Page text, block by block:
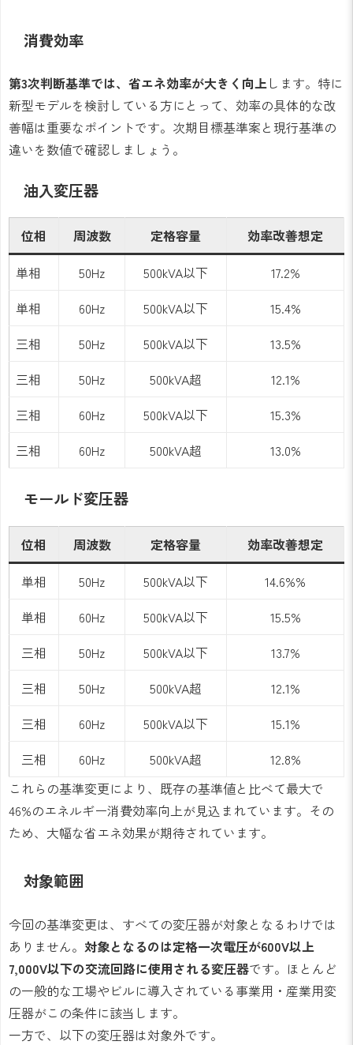
消費効率
第3次判断基準では、省エネ効率が大きく向上します。特に
新型モデルを検討している方にとって、効率の具体的な改
善幅は重要なポイントです。次期目標基準案と現行基準の
違いを数値で確認しましょう。
油入変圧器
位相 周波数 定格容量
効率改善想定
単相
50Hz 500kVA以下
17.2%
単相
60Hz 500kVA以下
15.4%
三相
50Hz 500kVA以下
13.5%
三相
50Hz 500kVA超
12.1%
三相
60Hz 500kVA以下
15.3%
三相
60Hz 500kVA超 13.0%
モールド変圧器
位相 周波数 定格容量
効率改善想定
単相
50Hz 500kVA以下
14.6%%
単相
60Hz 500kVA以下
15.5%
三相
50Hz 500kVA以下
13.7%
三相
50Hz 500kVA超
12.1%
三相
60Hz 500kVA以下
15.1%
三相
60Hz 500kVA超
12.8%
これらの基準変更により、既存の基準値と比べて最大で
46%のエネルギー消費効率向上が見込まれています。その
ため、大幅な省エネ効果が期待されています。
対象範囲
今回の基準変更は、すべての変圧器が対象となるわけでは
ありません。 対象となるのは定格一次電圧が600V以上
7,000V以下の交流回路に使用される変圧器です。ほとんど
の一般的な工場やビルに導入されている事業用・産業用変
圧器がこの条件に該当します。
一方で、以下の変圧器は対象外です。